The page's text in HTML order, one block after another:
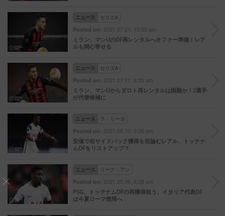
ニュース セリエA
Posted on: 2021.07.21. 10:55 am
ミラン、マンUのDF再レンタルへオファー準備！レア
ルも関心寄せる
ニュース セリエA
Posted on: 2021.07.11. 8:55 am
ミラン、マンUからダロト再レンタルは困難か！2選手
が代替候補に
ニュース ラ・リーガ
Posted on: 2021.05.10. 9:30 pm
安価で右サイドバック獲得を目論むレアル、トッテナ
ムDFをリストアップ？
ニュース リーグ・アン
Posted on: 2021.05.06. 9:28 am
PSG、トッテナムDFの再獲得狙う。イタリア代表DF
は今夏ローマ復帰へ